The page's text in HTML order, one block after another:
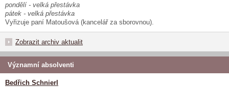
pondělí - velká přestávka
pátek - velká přestávka
Vyřizuje paní Matoušová (kancelář za sborovnou).
Zobrazit archiv aktualit
Významní absolventi
Bedřich Schnierl